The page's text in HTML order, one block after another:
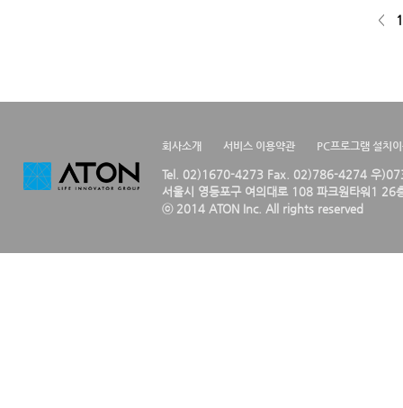
< 1
회사소개 서비스 이용약관 PC프로그램 설치
Tel. 02)1670-4273 Fax. 02)786-4274 우
서울시 영등포구 여의대로 108 파크원타워1 26
ⓒ 2014 ATON Inc. All rights reserved